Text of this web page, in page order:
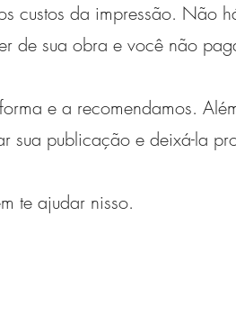
custos da impressão. Não
de sua obra e você não
e a recomendamos.
sua publicação e deixá-la
te ajudar nisso.